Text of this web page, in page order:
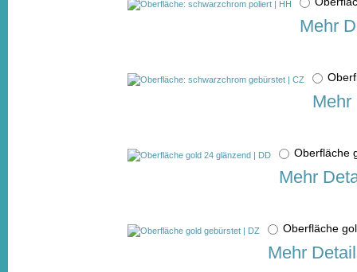
Mehr
Mehr
Oberfläche
Mehr
Oberfläche
Mehr